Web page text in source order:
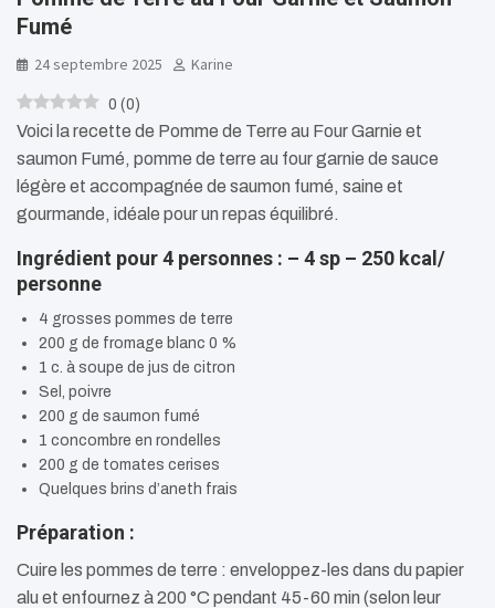
Fumé
24 septembre 2025 Karine
0 (0)
Voici la recette de Pomme de Terre au Four Garnie et
saumon Fumé, pomme de terre au four garnie de sauce
légère et accompagnée de saumon fumé, saine et
gourmande, idéale pour un repas équilibré.
Ingrédient pour 4 personnes : – 4 sp – 250 kcal/
personne
4 grosses pommes de terre
200 g de fromage blanc 0 %
1 c. à soupe de jus de citron
Sel, poivre
200 g de saumon fumé
1 concombre en rondelles
200 g de tomates cerises
Quelques brins d’aneth frais
Préparation :
Cuire les pommes de terre : enveloppez-les dans du papier
alu et enfournez à 200 °C pendant 45-60 min (selon leur